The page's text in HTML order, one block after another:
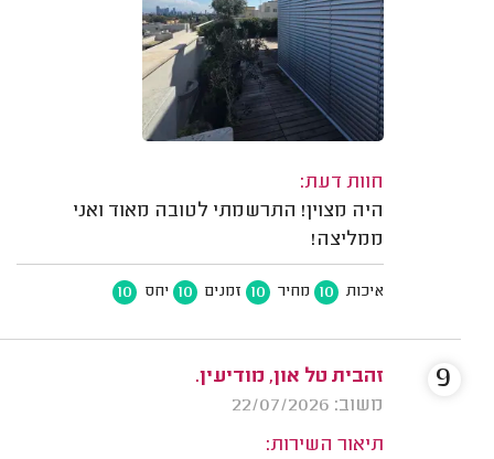
חוות דעת:
היה מצוין! התרשמתי לטובה מאוד ואני
ממליצה!
איכות 10 מחיר 10 זמנים 10 יחס 10
זהבית טל און, מודיעין.
משוב: 22/07/2026
תיאור השירות:
9